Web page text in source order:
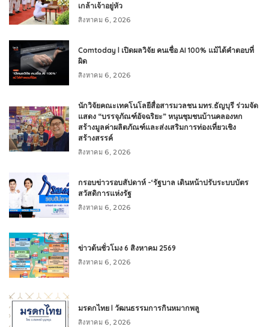
เกล้าเจ้าอยู่หัว
สิงหาคม 6, 2026
Comtoday l เปิดผลวิจัย คนเชื่อ AI 100% แม้ได้คำตอบที่
ผิด
สิงหาคม 6, 2026
นักวิจัยคณะเทคโนโลยีสื่อสารมวลชน มทร.ธัญบุรี ร่วมจัด
แสดง “บรรจุภัณฑ์อัจฉริยะ” หนุนชุมชนบ้านคลองหก
สร้างมูลค่าผลิตภัณฑ์และส่งเสริมการท่องเที่ยวเชิง
สร้างสรรค์
สิงหาคม 6, 2026
กรอบข่าวรอบสัปดาห์ -‘รัฐบาล เดินหน้าปรับระบบบัตร
สวัสดิการแห่งรัฐ
สิงหาคม 6, 2026
ข่าวต้นชั่วโมง 6 สิงหาคม 2569
สิงหาคม 6, 2026
มรดกไทย l วัฒนธรรมการกินหมากพลู
สิงหาคม 6, 2026